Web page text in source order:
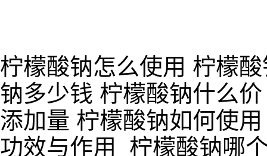
柠檬酸钠怎么使用 柠檬
钠多少钱 柠檬酸钠什么
添加量 柠檬酸钠如何使
功效与作用 柠檬酸钠哪